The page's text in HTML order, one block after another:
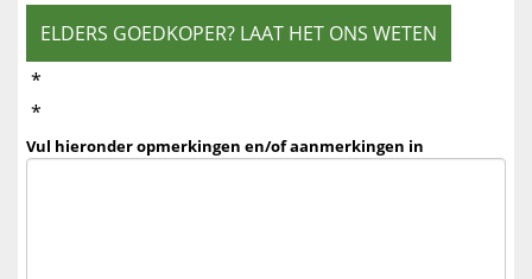
ELDERS GOEDKOPER? LAAT HET ONS WETEN
*
*
Vul hieronder opmerkingen en/of aanmerkingen in